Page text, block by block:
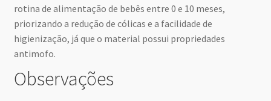
rotina de alimentação de bebês entre 0 e 10 meses,
priorizando a redução de cólicas e a facilidade de
higienização, já que o material possui propriedades
antimofo.
Observações